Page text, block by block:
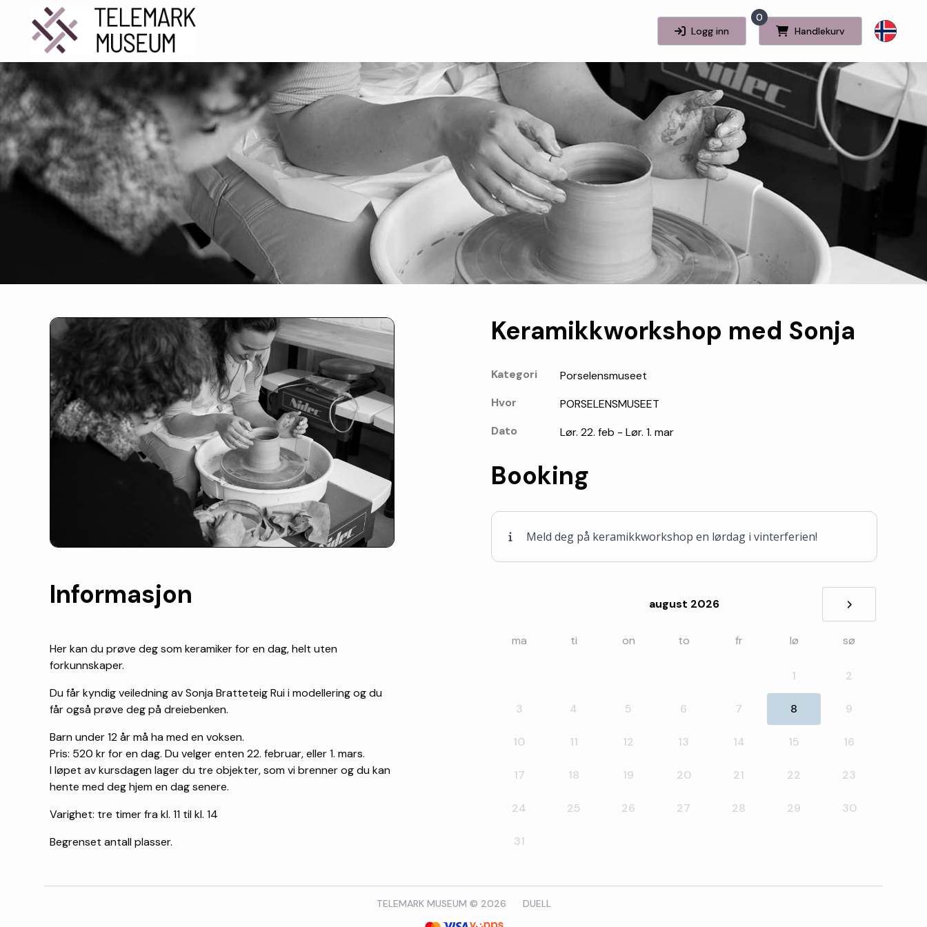
Logg inn Handlekurv
0
Informasjon
Her kan du prøve deg som keramiker for en dag, helt uten
forkunnskaper.
Du får kyndig veiledning av Sonja Bratteteig Rui i modellering og du
får også prøve deg på dreiebenken.
Barn under 12 år må ha med en voksen.
Pris: 520 kr for en dag. Du velger enten 22. februar, eller 1. mars.
I løpet av kursdagen lager du tre objekter, som vi brenner og du kan
hente med deg hjem en dag senere.
Varighet: tre timer fra kl. 11 til kl. 14
Begrenset antall plasser.
Keramikkworkshop med Sonja
Kategori
Porselensmuseet
Hvor
PORSELENSMUSEET
Dato
Lør. 22. feb - Lør. 1. mar
Booking
Meld deg på keramikkworkshop en lørdag i vinterferien!
august 2026 »
ma ti on to fr lø sø
1 2
3 4 5 6 7 8 9
10 11 12 13 14 15 16
17 18 19 20 21 22 23
24 25 26 27 28 29 30
31
TELEMARK MUSEUM © 2026 DUELL